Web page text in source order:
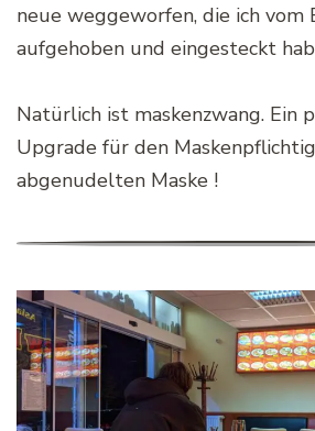
neue weggeworfen, die ich vom
aufgehoben und eingesteckt
Natürlich ist maskenzwang. Ein
Upgrade für den
abgenudelten Maske !